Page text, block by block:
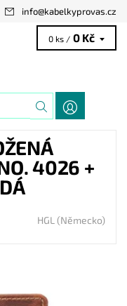
info@kabelkyprovas.cz
0 ks / 0 Kč
4026 +
HGL (Německo)